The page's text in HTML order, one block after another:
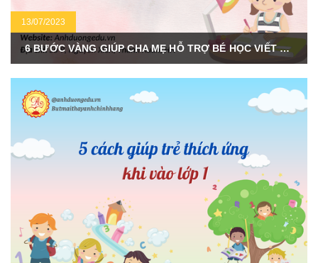
13/07/2023
6 BƯỚC VÀNG GIÚP CHA MẸ HỖ TRỢ BÉ HỌC VIẾT SIÊU HIỆU QUẢ